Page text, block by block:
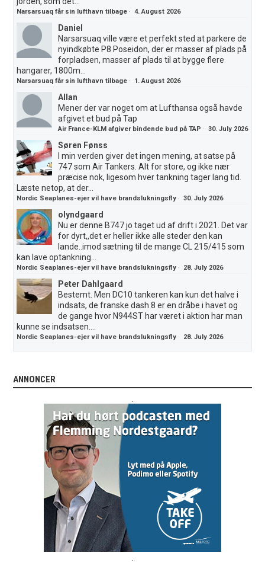
Narsarsuaq får sin lufthavn tilbage ·4. August 2026
Daniel
Narsarsuaq ville være et perfekt sted at parkere de
nyindkøbte P8 Poseidon, der er masser af plads på
forpladsen, masser af plads til at bygge flere
hangarer, 1800m...
Narsarsuaq får sin lufthavn tilbage · 1. August 2026
Allan
Mener der var noget om at Lufthansa også havde
afgivet et bud på Tap
Air France-KLM afgiver bindende bud på TAP ·30. July 2026
Søren Fønss
I min verden giver det ingen mening, at satse på
747 som Air Tankers. Alt for store, og ikke nær
præcise nok, ligesom hver tankning tager lang tid.
Læste netop, at der...
Nordic Seaplanes-ejer vil have brandslukningsfly ·30. July 2026
olyndgaard
Nu er denne B747 jo taget ud af drift i 2021. Det var
for dyrt,,det er heller ikke alle steder den kan
lande..imod sætning til de mange CL 215/415 som
kan lave optankning...
Nordic Seaplanes-ejer vil have brandslukningsfly · 28. July 2026
Peter Dahlgaard
Bestemt. Men DC10 tankeren kan kun det halve i
indsats, de franske dash 8 er en dråbe i havet og
de gange hvor N944ST har været i aktion har man
kunne se indsatsen....
Nordic Seaplanes-ejer vil have brandslukningsfly · 28. July 2026
ANNONCER
.
.